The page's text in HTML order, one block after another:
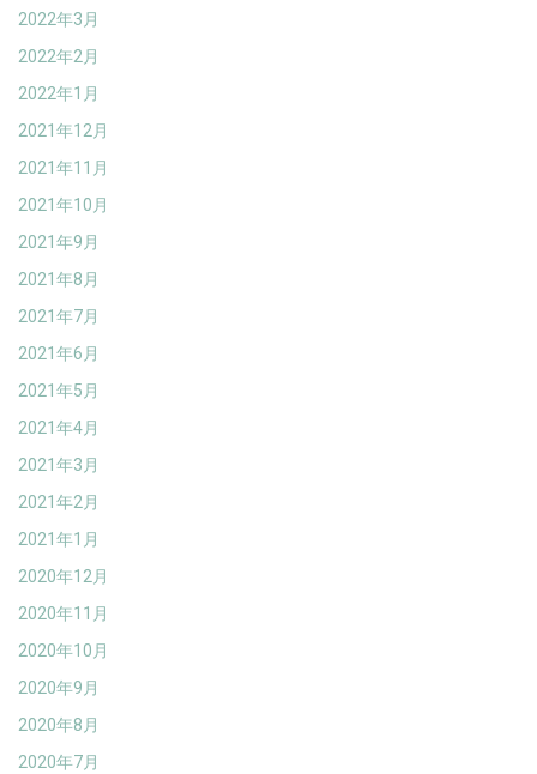
2022年3月
2022年2月
2022年1月
2021年12月
2021年11月
2021年10月
2021年9月
2021年8月
2021年7月
2021年6月
2021年5月
2021年4月
2021年3月
2021年2月
2021年1月
2020年12月
2020年11月
2020年10月
2020年9月
2020年8月
2020年7月